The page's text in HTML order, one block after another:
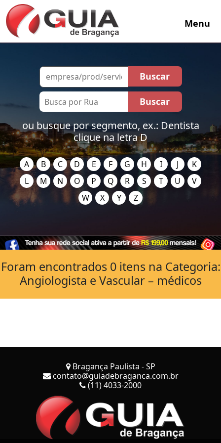
Menu
ou busque por segmento, ex.: Dentista
clique na letra D
A B C D E F G H I J
K
L
M N O P Q R S T U
V
W
X Y Z
Foram encontrados 0 itens na Categoria:
Angiologista e Vascular – médicos
Bragança Paulista - SP
contato@guiadebraganca.com.br
(11) 4033-2000